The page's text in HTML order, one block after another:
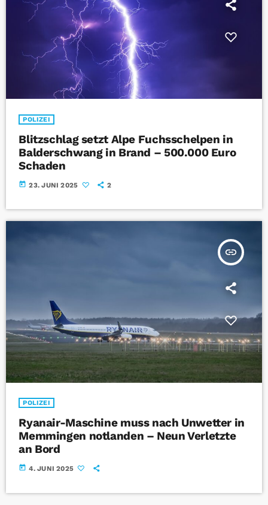
POLIZEI
Blitzschlag setzt Alpe Fuchsschelpen in
Balderschwang in Brand – 500.000 Euro
Schaden
today 23. JUNI 2025 2
insert_link
POLIZEI
Ryanair-Maschine muss nach Unwetter in
Memmingen notlanden – Neun Verletzte
an Bord
today 4. JUNI 2025